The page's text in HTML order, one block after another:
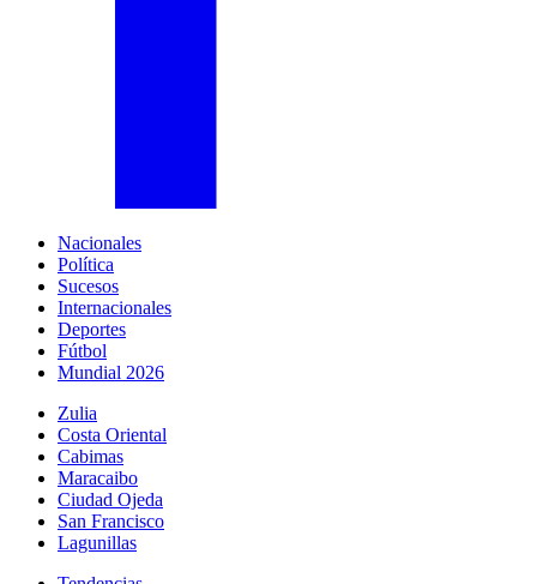
Nacionales
Política
Sucesos
Internacionales
Deportes
Fútbol
Mundial 2026
Zulia
Costa Oriental
Cabimas
Maracaibo
Ciudad Ojeda
San Francisco
Lagunillas